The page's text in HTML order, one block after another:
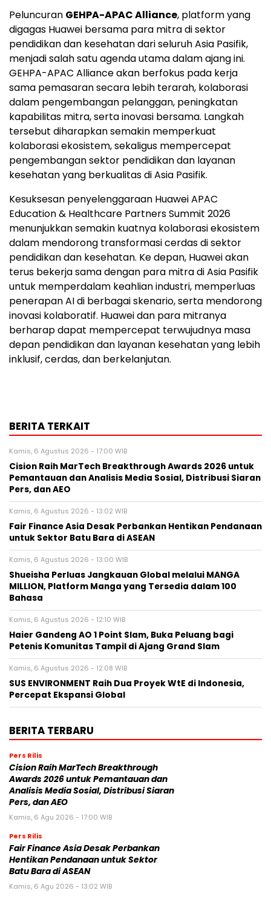
Peluncuran GEHPA-APAC Alliance, platform yang
digagas Huawei bersama para mitra di sektor
pendidikan dan kesehatan dari seluruh Asia Pasifik,
menjadi salah satu agenda utama dalam ajang ini.
GEHPA-APAC Alliance akan berfokus pada kerja
sama pemasaran secara lebih terarah, kolaborasi
dalam pengembangan pelanggan, peningkatan
kapabilitas mitra, serta inovasi bersama. Langkah
tersebut diharapkan semakin memperkuat
kolaborasi ekosistem, sekaligus mempercepat
pengembangan sektor pendidikan dan layanan
kesehatan yang berkualitas di Asia Pasifik.
Kesuksesan penyelenggaraan Huawei APAC
Education & Healthcare Partners Summit 2026
menunjukkan semakin kuatnya kolaborasi ekosistem
dalam mendorong transformasi cerdas di sektor
pendidikan dan kesehatan. Ke depan, Huawei akan
terus bekerja sama dengan para mitra di Asia Pasifik
untuk memperdalam keahlian industri, memperluas
penerapan AI di berbagai skenario, serta mendorong
inovasi kolaboratif. Huawei dan para mitranya
berharap dapat mempercepat terwujudnya masa
depan pendidikan dan layanan kesehatan yang lebih
inklusif, cerdas, dan berkelanjutan.
BERITA TERKAIT
Kamis, 6 Agustus 2026 - 17:00 WIB
Cision Raih MarTech Breakthrough Awards 2026 untuk
Pemantauan dan Analisis Media Sosial, Distribusi Siaran
Pers, dan AEO
Kamis, 6 Agustus 2026 - 13:02 WIB
Fair Finance Asia Desak Perbankan Hentikan Pendanaan
untuk Sektor Batu Bara di ASEAN
Kamis, 6 Agustus 2026 - 13:00 WIB
Shueisha Perluas Jangkauan Global melalui MANGA
MILLION, Platform Manga yang Tersedia dalam 100
Bahasa
Kamis, 6 Agustus 2026 - 12:10 WIB
Haier Gandeng AO 1 Point Slam, Buka Peluang bagi
Petenis Komunitas Tampil di Ajang Grand Slam
Kamis, 6 Agustus 2026 - 12:08 WIB
SUS ENVIRONMENT Raih Dua Proyek WtE di Indonesia,
Percepat Ekspansi Global
BERITA TERBARU
Pers Rilis
Cision Raih MarTech Breakthrough
Awards 2026 untuk Pemantauan dan
Analisis Media Sosial, Distribusi Siaran
Pers, dan AEO
Kamis, 6 Agu 2026 - 17:00 WIB
Pers Rilis
Fair Finance Asia Desak Perbankan
Hentikan Pendanaan untuk Sektor
Batu Bara di ASEAN
Kamis, 6 Agu 2026 - 13:02 WIB